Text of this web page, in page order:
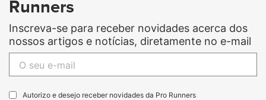
Runners
Inscreva-se para receber novidades acerca dos
nossos artigos e notícias, diretamente no e-mail
Autorizo e desejo receber novidades da Pro Runners